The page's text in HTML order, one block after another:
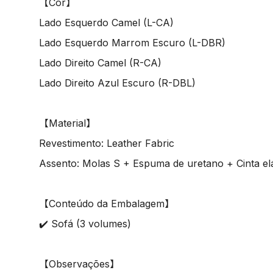
Lado Esquerdo Camel (L-CA)
Lado Esquerdo Marrom Escuro (L-DBR)
Lado Direito Camel (R-CA)
Lado Direito Azul Escuro (R-DBL)
【Material】
Revestimento: Leather Fabric
Assento: Molas S + Espuma de uretano + Cinta
【Conteúdo da Embalagem】
✔️ Sofá (3 volumes)
【Observações】